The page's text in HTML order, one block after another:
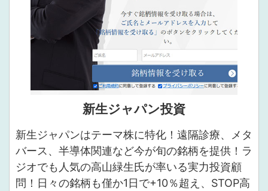
新生ジャパン投資
新生ジャパンはテーマ株に特化！遠隔診療、メタ
バース、半導体関連など今が旬の銘柄を提供！ラ
ジオでも人気の高山緑生氏が率いる実力投資顧
問！日々の銘柄も僅か1日で+10％超え、STOP高